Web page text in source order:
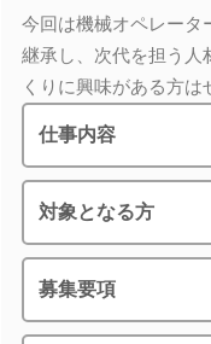
今回は機械オペレータ
継承し、次代を担う人
くりに興味がある方は
仕事内容
対象となる方
募集要項